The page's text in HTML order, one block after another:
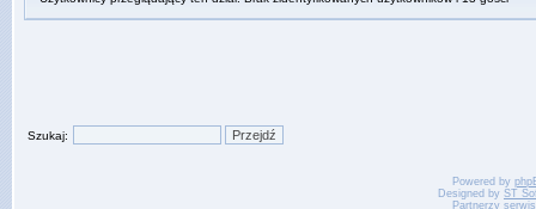
Szukaj:
Powered by
Designed by ST
Partnerzy